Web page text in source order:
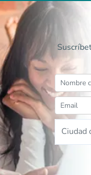
Ciudad